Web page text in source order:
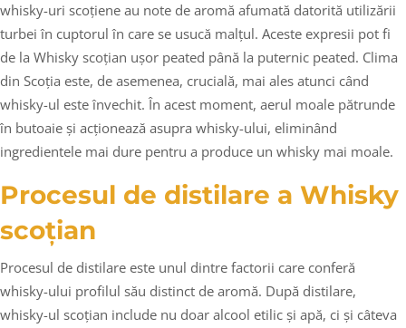
whisky-uri scoțiene au note de aromă afumată datorită utilizării
turbei în cuptorul în care se usucă malțul. Aceste expresii pot fi
de la Whisky scoțian ușor peated până la puternic peated. Clima
din Scoția este, de asemenea, crucială, mai ales atunci când
whisky-ul este învechit. În acest moment, aerul moale pătrunde
în butoaie și acționează asupra whisky-ului, eliminând
ingredientele mai dure pentru a produce un whisky mai moale.
Procesul de distilare a Whisky
scoțian
Procesul de distilare este unul dintre factorii care conferă
whisky-ului profilul său distinct de aromă. După distilare,
whisky-ul scoțian include nu doar alcool etilic și apă, ci și câteva